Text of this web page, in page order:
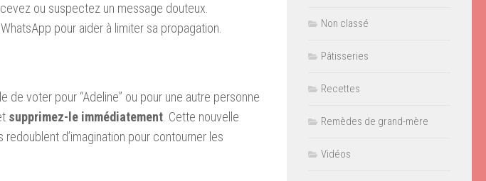
ou suspectez un message douteux.
pour aider à limiter sa propagation.
de voter pour “Adeline” ou pour une autre personne
supprimez-le immédiatement . Cette nouvelle
d’imagination pour contourner les
Non classé
Pâtisseries
Recettes
Remèdes de grand-mère
Vidéos